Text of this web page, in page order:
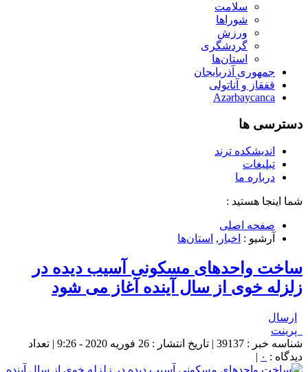
سلامت
شوراها
ورزش
گردشگری
استان‌ها
جمهوری آذربایجان
قفقاز و آناتولی
Azərbaycanca
دسترسی ها
اندیشکده ترند
تبلیغات
درباره ما
شما اینجا هستید :
صفحه اصلی
آرشیو : اخبار , استان‌ها
ساخت واحدهای مسکونی آسیب دیده در
زلزله خوی از سال آینده آغاز می شود
ارسال
پرینت
شناسه خبر : 39137 | تاریخ انتشار : 26 فوریه 2020 - 9:26 | تعداد
دیدگاه : ۰ |